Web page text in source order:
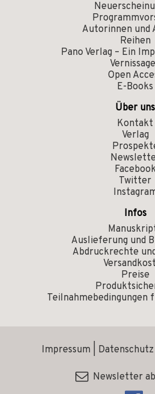
Autorinnen und
Reihen
Pano Verlag – Ein
Open
E-Books
Über uns
Kontakt
Verlag
Twitter
Infos
Auslieferung und
Abdruckrechte
Preise
Teilnahmebedingungen
Impressum Datenschutz
Newsletter